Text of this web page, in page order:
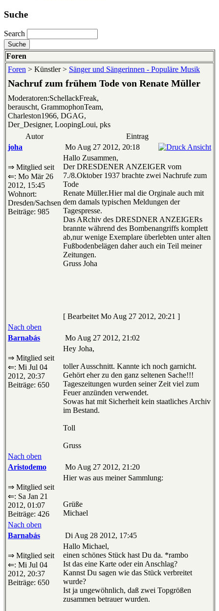
Suche
Search
Foren
Foren > Künstler > Sänger und Sängerinnen - Populäre Musik
Nachruf zum frühem Tode von Renate Müller
Moderatoren:SchellackFreak,
berauscht, GrammophonTeam,
Charleston1966, DGAG,
Der_Designer, LoopingLoui, pks
Autor
Eintrag
joha
Mo Aug 27 2012, 20:18
⇒ Mitglied seit
⇐: Mo Mär 26
2012, 15:45
Wohnort:
Dresden/Sachsen
Beiträge: 985
Hallo Zusammen,
Der DRESDENER ANZEIGER vom
7./8.Oktober 1937 brachte zwei Nachrufe zum
Tode
Renate Müller.Hier mal die Orginale auch mit
dem damals typischen Meldungen der
Tagespresse.
Das ARchiv des DRESDNER ANZEIGERs
brannte während des Bombenangriffs komplett
ab,nur wenige Exemplare überlebten unter alten
Fußbodenbelägen daher auch ein Teil meiner
Zeitungen.
Gruss Joha
[ Bearbeitet Mo Aug 27 2012, 20:21 ]
Nach oben
Barnabás
Mo Aug 27 2012, 21:02
⇒ Mitglied seit
⇐: Mi Jul 04
2012, 20:37
Beiträge: 650
Hey Joha,
toller Ausschnitt. Kannte ich noch garnicht.
Gehört eher zu den ganz seltenen Sache!!!
Tageszeitungen wurden seiner Zeit viel zum
Feuer anzünden verwendet.
Sowas hat mit Sicherheit kein staatliches Archiv
im Bestand.
Toll
Gruss
Nach oben
Aristodemo
Mo Aug 27 2012, 21:20
⇒ Mitglied seit
⇐: Sa Jan 21
2012, 01:07
Beiträge: 426
Hier was aus meiner Sammlung:
Grüße
Michael
Nach oben
Barnabás
Di Aug 28 2012, 17:45
⇒ Mitglied seit
⇐: Mi Jul 04
2012, 20:37
Beiträge: 650
Hallo Michael,
einen schönes Stück hast Du da. *rambo
Ist das eine Karte oder ein Anschlag?
Kannst Du sagen wie das Stück verbreitet
wurde?
Ist ja ungewöhnlich, daß zwei Topgrößen
zusammen betrauer wurden.